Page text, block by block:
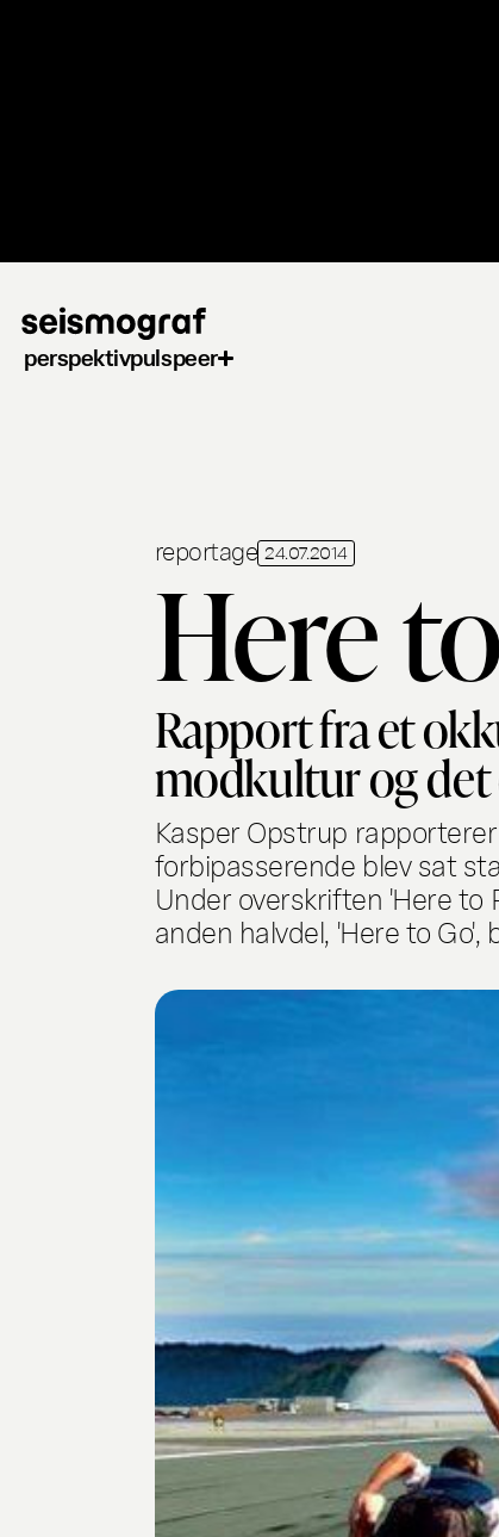
perspektivpulspeer
reportage 24.07.2014
Here
Rapport fra et
modkultur og det
Kasper Opstrup
forbipasserende blev sat
Under overskriften 'Here
anden halvdel, 'Here to